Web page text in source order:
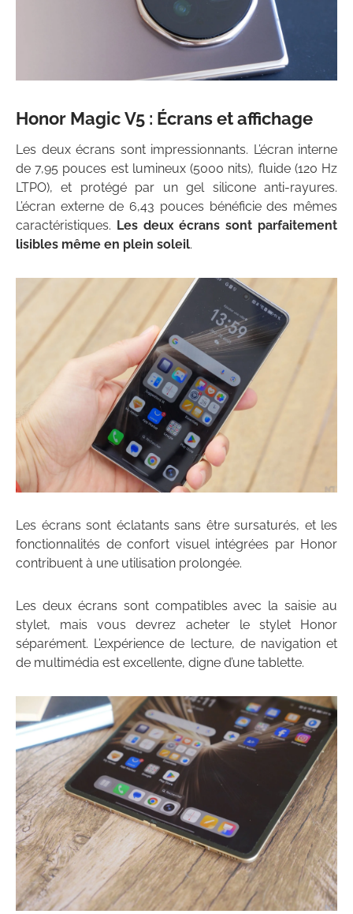
Honor Magic V5 : Écrans et affichage
Les deux écrans sont impressionnants. L’écran interne
de 7,95 pouces est lumineux (5000 nits), fluide (120 Hz
LTPO), et protégé par un gel silicone anti-rayures.
L’écran externe de 6,43 pouces bénéficie des mêmes
caractéristiques. Les deux écrans sont parfaitement
lisibles même en plein soleil.
Les écrans sont éclatants sans être sursaturés, et les
fonctionnalités de confort visuel intégrées par Honor
contribuent à une utilisation prolongée.
Les deux écrans sont compatibles avec la saisie au
stylet, mais vous devrez acheter le stylet Honor
séparément. L’expérience de lecture, de navigation et
de multimédia est excellente, digne d’une tablette.